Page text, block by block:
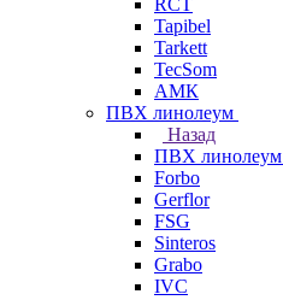
RCT
Tapibel
Tarkett
TecSom
АМК
ПВХ линолеум
Назад
ПВХ линолеум
Forbo
Gerflor
FSG
Sinteros
Grabo
IVC